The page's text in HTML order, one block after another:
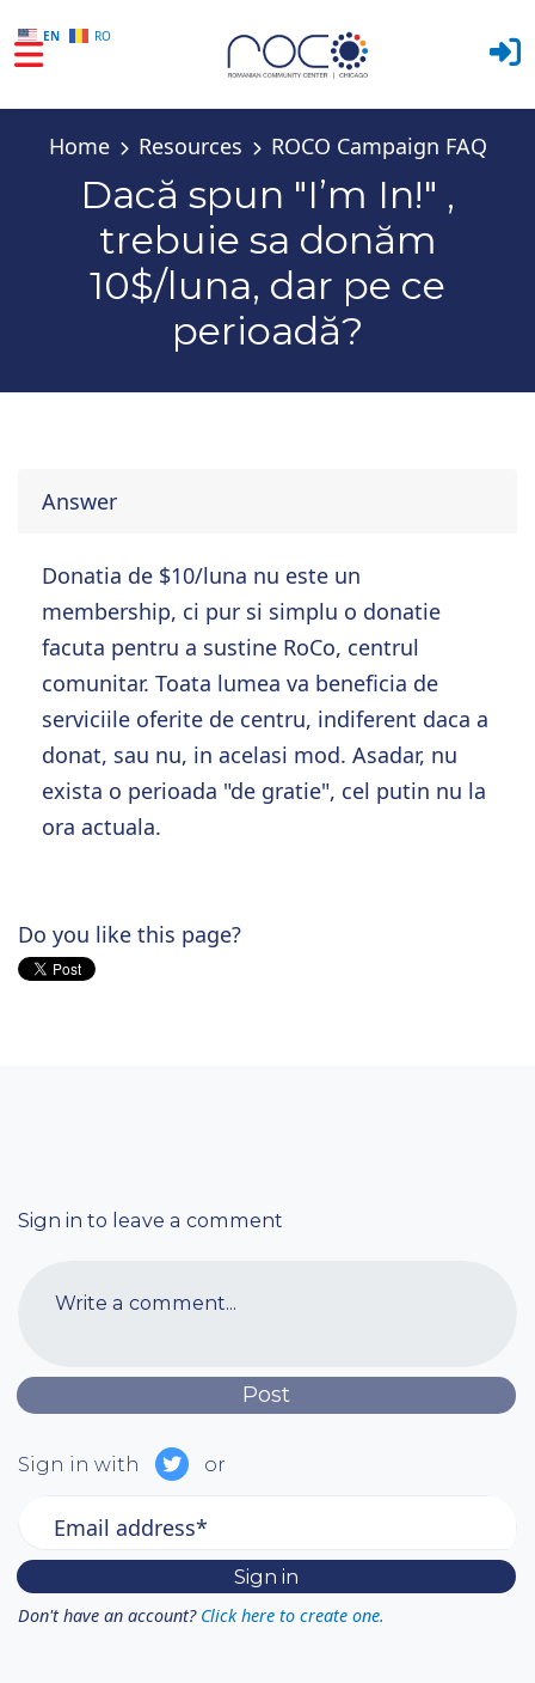
EN RO
Home Resources ROCO Campaign FAQ
Dacă spun "I’m In!" ,
trebuie sa donăm
10$/luna, dar pe ce
perioadă?
Answer
Donatia de $10/luna nu este un
membership, ci pur si simplu o donatie
facuta pentru a sustine RoCo, centrul
comunitar. Toata lumea va beneficia de
serviciile oferite de centru, indiferent daca a
donat, sau nu, in acelasi mod. Asadar, nu
exista o perioada "de gratie", cel putin nu la
ora actuala.
Do you like this page?
Sign in to leave a comment
Write a comment...
Sign in with or
Email address*
Don't have an account? Click here to create one.